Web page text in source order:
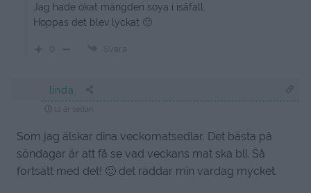
Jag hade ökat mängden soya i isåfall.
Hoppas det blev lyckat 🙂
Svara
linda
Som jag älskar dina veckomatsedlar. Det bästa på
söndagar är att få se vad veckans mat ska bli. Så
fortsätt med det! 🙂 det räddar min vardag mycket.